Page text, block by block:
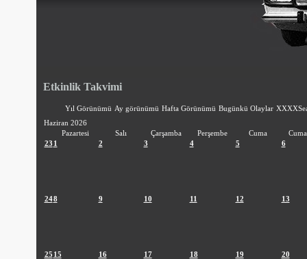
Etkinlik Takvimi
Yıl Görünümü Ay görünümü Hafta Görünümü Bugünkü Olaylar
Haziran 2026
Pazartesi
Salı Çarşamba Perşembe Cuma
23 1 2 3 4 5 6
248 9 10 11 12 13
25 15 16 17 18 19 20